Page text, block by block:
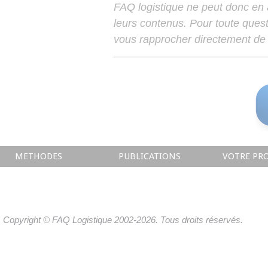
FAQ logistique ne peut donc
leurs contenus. Pour toute
vous rapprocher directement
METHODES PUBLICATIONS VOTRE
Copyright © FAQ Logistique 2002-2026. Tous droits réservés.